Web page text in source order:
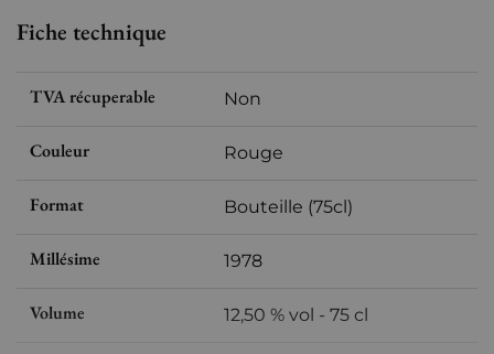
Fiche technique
TVA récuperable Non
Couleur Rouge
Format Bouteille (75cl)
Millésime 1978
Volume 12,50 % vol - 75 cl